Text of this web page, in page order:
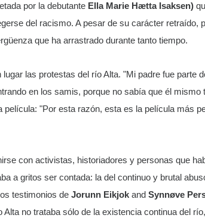
por la debutante Ella Marie Hætta Isaksen)
del racismo. A pesar de su carácter retraído,
que ha arrastrado durante tanto tiempo.
las protestas del río Alta. "Mi padre fue parte
en los samis, porque no sabía que él mismo
"Por esta razón, esta es la película más
con activistas, historiadores y personas que
a gritos ser contada: la del continuo y brutal
testimonios de Jorunn Eikjok and Synnøve
no trataba sólo de la existencia continua del